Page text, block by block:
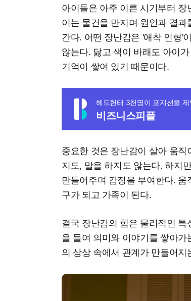
아이들은 아주 이른 시기부터
이는 물건을 만지며 원인과 결
간다. 어떤 장난감은 '애착 인형'
않는다. 닳고 색이 바래도 아이
기억이 쌓여 있기 때문이다.
헤드헌터 3천명이 포지션을
비즈니스피플
중요한 것은 장난감이 살아 움
지도, 말을 하지도 않는다. 하지
만들어주며 감정을 부여한다.
구가 되고 가족이 된다.
결국 장난감의 힘은 물리적인
을 들여 의미와 이야기를 쌓아
의 상상 속에서 관계가 만들어지